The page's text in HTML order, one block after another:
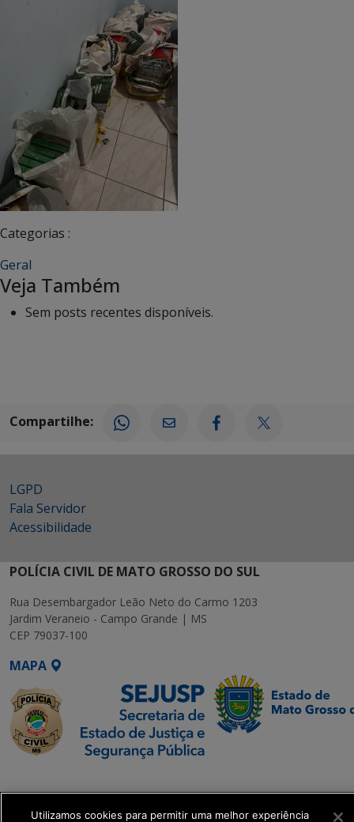
Categorias :
Geral
Veja Também
Sem posts recentes disponíveis.
Compartilhe:
LGPD
Fala Servidor
Acessibilidade
POLÍCIA CIVIL DE MATO GROSSO DO SUL
Rua Desembargador Leão Neto do Carmo 1203
Jardim Veraneio - Campo Grande | MS
CEP 79037-100
MAPA
Executiva de
Transformação Digital
Utilizamos cookies para permitir uma melhor experiência